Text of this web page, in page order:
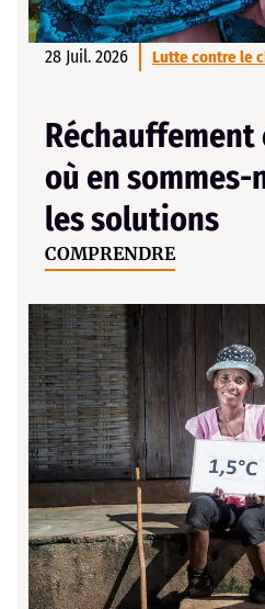
28 Juil. 2026 Lutte contre le
où en sommes-
les solutions
COMPRENDRE